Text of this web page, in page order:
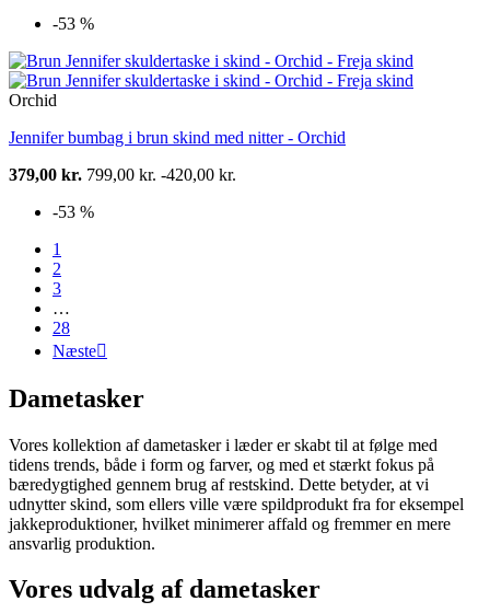
-53 %
Orchid
Jennifer bumbag i brun skind med nitter - Orchid
379,00 kr. 799,00 kr. -420,00 kr.
-53 %
1
2
3
…
28
Næste
Dametasker
Vores kollektion af dametasker i læder er skabt til at følge med
tidens trends, både i form og farver, og med et stærkt fokus på
bæredygtighed gennem brug af restskind. Dette betyder, at vi
udnytter skind, som ellers ville være spildprodukt fra for eksempel
jakkeproduktioner, hvilket minimerer affald og fremmer en mere
ansvarlig produktion.
Vores udvalg af dametasker